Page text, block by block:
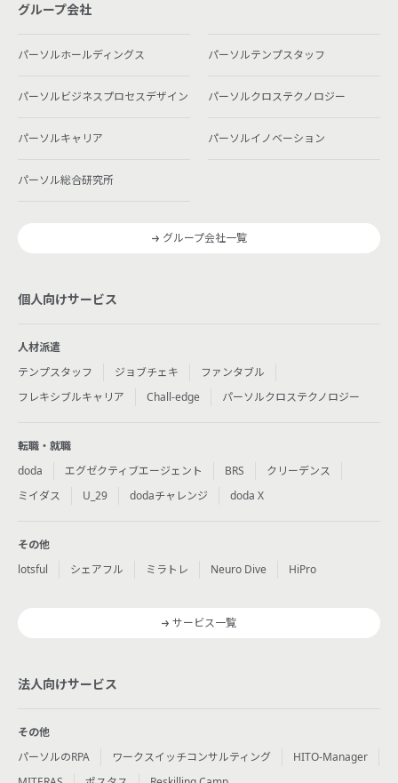
グループ会社
パーソルホールディングス パーソルテンプスタッフ
パーソルビジネスプロセスデザイン パーソルクロステクノロジー
パーソルキャリア パーソルイノベーション
パーソル総合研究所
グループ会社一覧
個人向けサービス
人材派遣
テンプスタッフ
ジョブチェキ
ファンタブル
フレキシブルキャリア
Chall-edge パーソルクロステクノロジー
転職・就職
doda
エグゼクティブエージェント BRS
クリーデンス
ミイダス
U_29 dodaチャレンジ doda X
その他
lotsful
シェアフル ミラトレ Neuro Dive HiPro
サービス一覧
法人向けサービス
その他
パーソルのRPA
ワークスイッチコンサルティング
HITO-Manager